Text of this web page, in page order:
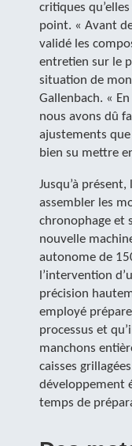
critiques
point. « Avant
validé les
entretien sur le
situation de
Gallenbach. «
nous avons dû
ajustements que
bien su mettre
Jusqu’à
assembler les
chronophage et
nouvelle
autonome de
l’intervention
précision
employé
processus et
manchons
caisses
développement
temps de